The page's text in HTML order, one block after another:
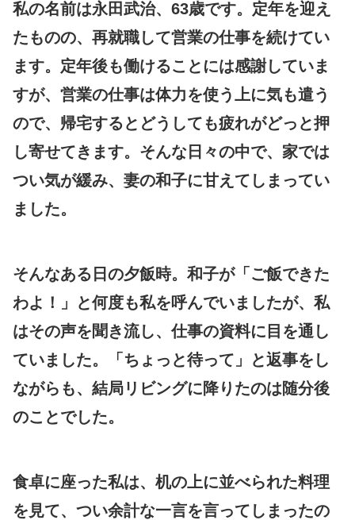
私の名前は永田武治、63歳です。定年を迎え
たものの、再就職して営業の仕事を続けてい
ます。定年後も働けることには感謝していま
すが、営業の仕事は体力を使う上に気も遣う
ので、帰宅するとどうしても疲れがどっと押
し寄せてきます。そんな日々の中で、家では
つい気が緩み、妻の和子に甘えてしまってい
ました。
そんなある日の夕飯時。和子が「ご飯できた
わよ！」と何度も私を呼んでいましたが、私
はその声を聞き流し、仕事の資料に目を通し
ていました。「ちょっと待って」と返事をし
ながらも、結局リビングに降りたのは随分後
のことでした。
食卓に座った私は、机の上に並べられた料理
を見て、つい余計な一言を言ってしまったの